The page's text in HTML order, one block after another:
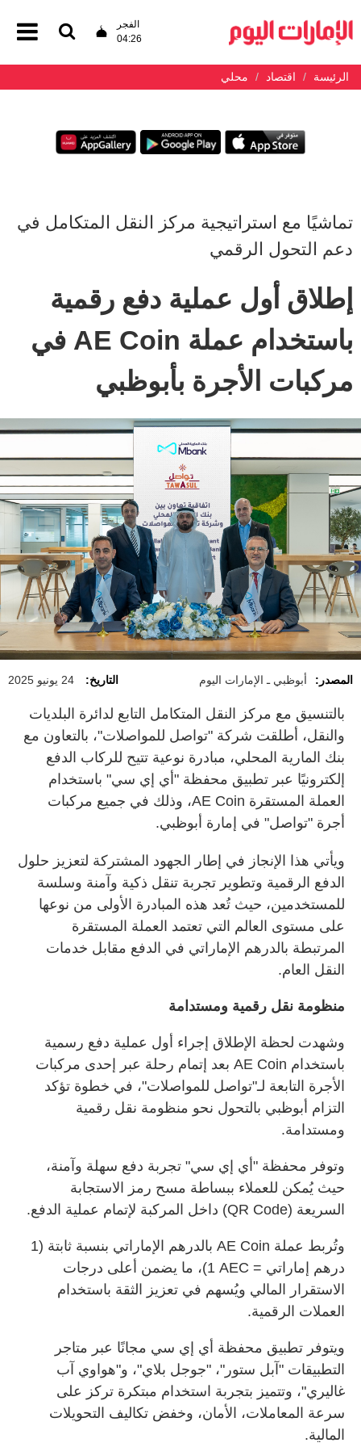
الفجر
04:26
الرئيسة اقتصاد محلي
تماشيًا مع استراتيجية مركز النقل المتكامل في
دعم التحول الرقمي
إطلاق أول عملية دفع رقمية
باستخدام عملة AE Coin في
مركبات الأجرة بأبوظبي
المصدر: أبوظبي ـ الإمارات اليوم التاريخ: 24 يونيو 2025
بالتنسيق مع مركز النقل المتكامل التابع لدائرة البلديات
والنقل، أطلقت شركة "تواصل للمواصلات"، بالتعاون مع
بنك المارية المحلي، مبادرة نوعية تتيح للركاب الدفع
إلكترونيًا عبر تطبيق محفظة "أي إي سي" باستخدام
العملة المستقرة AE Coin، وذلك في جميع مركبات
أجرة "تواصل" في إمارة أبوظبي.
ويأتي هذا الإنجاز في إطار الجهود المشتركة لتعزيز حلول
الدفع الرقمية وتطوير تجربة تنقل ذكية وآمنة وسلسة
للمستخدمين، حيث تُعد هذه المبادرة الأولى من نوعها
على مستوى العالم التي تعتمد العملة المستقرة
المرتبطة بالدرهم الإماراتي في الدفع مقابل خدمات
النقل العام.
منظومة نقل رقمية ومستدامة
وشهدت لحظة الإطلاق إجراء أول عملية دفع رسمية
باستخدام AE Coin بعد إتمام رحلة عبر إحدى مركبات
الأجرة التابعة لـ"تواصل للمواصلات"، في خطوة تؤكد
التزام أبوظبي بالتحول نحو منظومة نقل رقمية
ومستدامة.
وتوفر محفظة "أي إي سي" تجربة دفع سهلة وآمنة،
حيث يُمكن للعملاء ببساطة مسح رمز الاستجابة
السريعة (QR Code) داخل المركبة لإتمام عملية الدفع.
وتُربط عملة AE Coin بالدرهم الإماراتي بنسبة ثابتة (1
درهم إماراتي = 1 AEC)، ما يضمن أعلى درجات
الاستقرار المالي ويُسهم في تعزيز الثقة باستخدام
العملات الرقمية.
ويتوفر تطبيق محفظة أي إي سي مجانًا عبر متاجر
التطبيقات "آبل ستور"، "جوجل بلاي"، و"هواوي آب
غاليري"، وتتميز بتجربة استخدام مبتكرة تركز على
سرعة المعاملات، الأمان، وخفض تكاليف التحويلات
المالية.